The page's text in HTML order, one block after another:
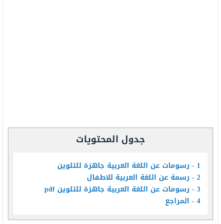
جدول المحتويات
1
رسومات عن اللغة العربية جاهزة للتلوين
2 رسمة عن اللغة العربية للاطفال
3 رسومات عن اللغة العربية جاهزة للتلوين pdf
4 المراجع